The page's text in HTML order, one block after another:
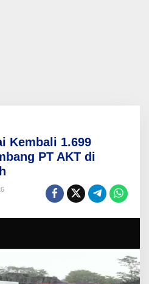
Kembali 1.699
PT AKT di